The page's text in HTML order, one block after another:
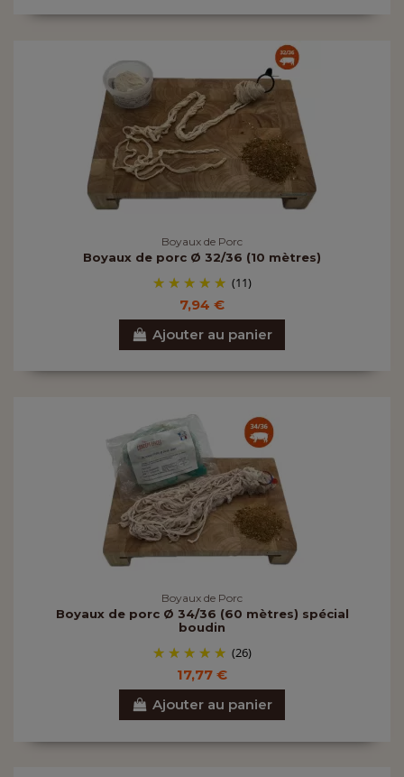
Boyaux de Porc
Boyaux de porc Ø 32/36 (10 mètres)
(11)
7,94 €
Ajouter au panier
Boyaux de Porc
Boyaux de porc Ø 34/36 (60 mètres) spécial
boudin
(26)
17,77 €
Ajouter au panier